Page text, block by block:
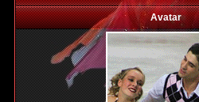
Avatar